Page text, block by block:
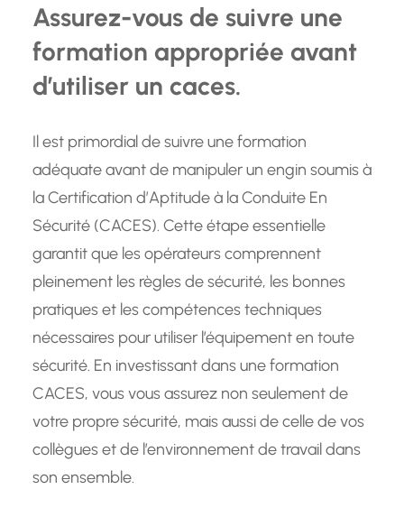
Assurez-vous de suivre une
formation appropriée avant
d’utiliser un caces.
Il est primordial de suivre une formation
adéquate avant de manipuler un engin soumis à
la Certification d’Aptitude à la Conduite En
Sécurité (CACES). Cette étape essentielle
garantit que les opérateurs comprennent
pleinement les règles de sécurité, les bonnes
pratiques et les compétences techniques
nécessaires pour utiliser l’équipement en toute
sécurité. En investissant dans une formation
CACES, vous vous assurez non seulement de
votre propre sécurité, mais aussi de celle de vos
collègues et de l’environnement de travail dans
son ensemble.